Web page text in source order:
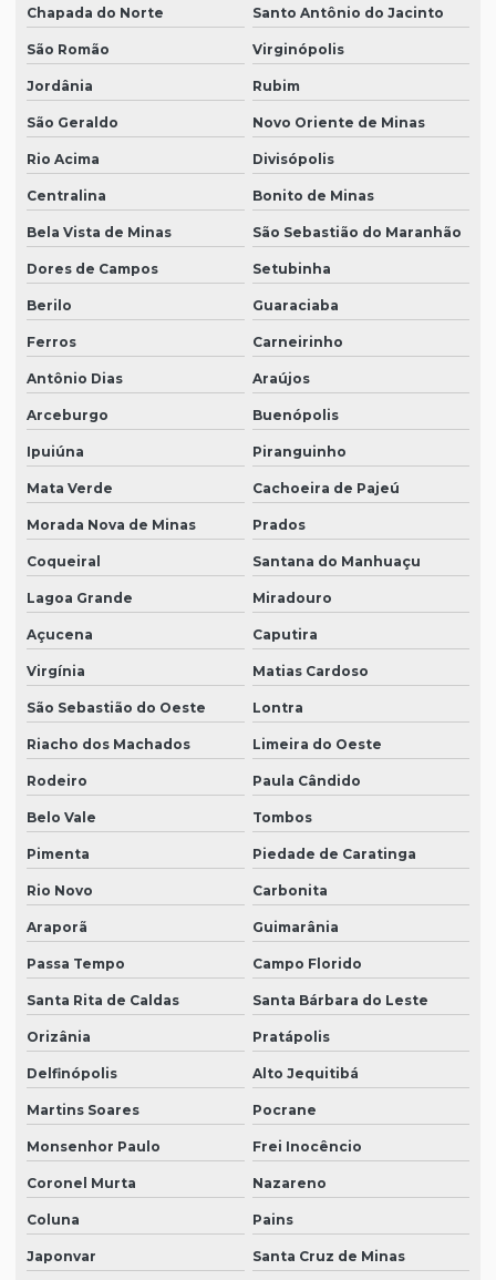
Chapada do Norte Santo Antônio do Jacinto
São Romão Virginópolis
Jordânia Rubim
São Geraldo Novo Oriente de Minas
Rio Acima Divisópolis
Centralina Bonito de Minas
Bela Vista de Minas São Sebastião do Maranhão
Dores de Campos Setubinha
Berilo Guaraciaba
Ferros Carneirinho
Antônio Dias Araújos
Arceburgo Buenópolis
Ipuiúna Piranguinho
Mata Verde Cachoeira de Pajeú
Morada Nova de Minas Prados
Coqueiral Santana do Manhuaçu
Lagoa Grande Miradouro
Açucena Caputira
Virgínia Matias Cardoso
São Sebastião do Oeste Lontra
Riacho dos Machados Limeira do Oeste
Rodeiro Paula Cândido
Belo Vale Tombos
Pimenta Piedade de Caratinga
Rio Novo Carbonita
Araporã Guimarânia
Passa Tempo Campo Florido
Santa Rita de Caldas Santa Bárbara do Leste
Orizânia Pratápolis
Delfinópolis Alto Jequitibá
Martins Soares Pocrane
Monsenhor Paulo Frei Inocêncio
Coronel Murta Nazareno
Coluna Pains
Japonvar Santa Cruz de Minas